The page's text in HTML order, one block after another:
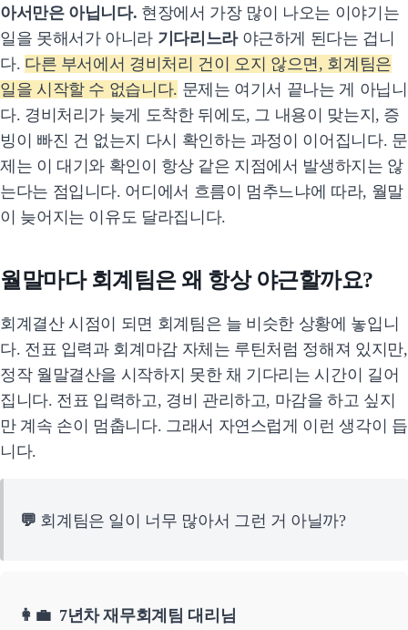
아서만은 아닙니다. 현장에서 가장 많이 나오는 이야기는
일을 못해서가 아니라 기다리느라야근하게 된다는 겁니
다. 다른 부서에서 경비처리 건이 오지 않으면, 회계팀은
일을 시작할 수 없습니다. 문제는 여기서 끝나는 게 아닙니
다. 경비처리가 늦게 도착한 뒤에도, 그 내용이 맞는지, 증
빙이 빠진 건 없는지 다시 확인하는 과정이 이어집니다. 문
제는 이 대기와 확인이 항상 같은 지점에서 발생하지는 않
는다는 점입니다. 어디에서 흐름이 멈추느냐에 따라, 월말
이 늦어지는 이유도 달라집니다.
월말마다 회계팀은 왜 항상 야근할까요?
회계결산 시점이 되면 회계팀은 늘 비슷한 상황에 놓입니
다. 전표 입력과 회계마감 자체는 루틴처럼 정해져 있지만,
정작 월말결산을 시작하지 못한 채 기다리는 시간이 길어
집니다. 전표 입력하고, 경비 관리하고, 마감을 하고 싶지
만 계속 손이 멈춥니다. 그래서 자연스럽게 이런 생각이 듭
니다.
💬 회계팀은 일이 너무 많아서 그런 거 아닐까?
👩‍💼 7년차 재무회계팀 대리님